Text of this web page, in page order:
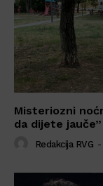
Misteriozni
da dijete jauče”
Redakcija RVG -